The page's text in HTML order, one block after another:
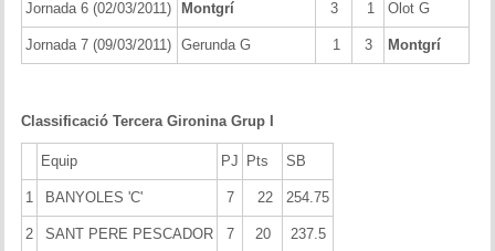
Torneig Llampec
Historial del torneig llampec
Escacs Actius
INFORMACIÓ
Història del club
Jornada 6 (02/03/2011) Montgrí 3 1 Olot G
Jornada 7 (09/03/2011) Gerunda G 1 3 Montgrí
Classificació Tercera Gironina Grup I
Equip PJ Pts SB
1 BANYOLES 'C' 7 22 254.75
2 SANT PERE PESCADOR 7 20 237.5